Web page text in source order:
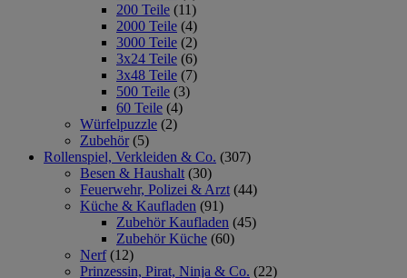
200 Teile (11)
2000 Teile (4)
3000 Teile (2)
3x24 Teile (6)
3x48 Teile (7)
500 Teile (3)
60 Teile (4)
Würfelpuzzle (2)
Zubehör (5)
Rollenspiel, Verkleiden & Co. (307)
Besen & Haushalt (30)
Feuerwehr, Polizei & Arzt (44)
Küche & Kaufladen (91)
Zubehör Kaufladen (45)
Zubehör Küche (60)
Nerf (12)
Prinzessin, Pirat, Ninja & Co. (22)